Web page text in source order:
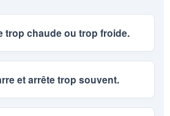
trop chaude ou trop froide.
et arrête trop souvent.